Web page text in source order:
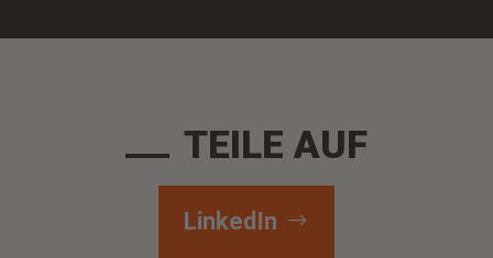
TEILE AUF
LinkedIn